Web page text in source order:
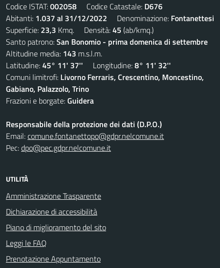
Codice ISTAT:002058 Codice Catastale: D676
Abitanti: 1.037 al 31/12/2022 Denominazione: Fontanettesi
Superficie: 23,3 Kmq. Densità:45 (ab/kmq.)
Santo patrono:San Bonomio - prima domenica di settembre
Altitudine media: 143 m.s.l.m.
Latitudine:45° 11' 37'' Longitudine:8° 11' 32''
Comuni limitrofi: Livorno Ferraris, Crescentino, Moncestino,
Gabiano, Palazzolo, Trino
Frazioni e borgate:Guidera
Responsabile della protezione dei dati (D.P.O.)
Email:comune.fontanettopo@gdpr.nelcomune.it
Pec:dpo@pec.gdpr.nelcomune.it
UTILITÀ
Amministrazione Trasparente
Dichiarazione di accessibilità
Piano di miglioramento del sito
Leggi le FAQ
Prenotazione Appuntamento